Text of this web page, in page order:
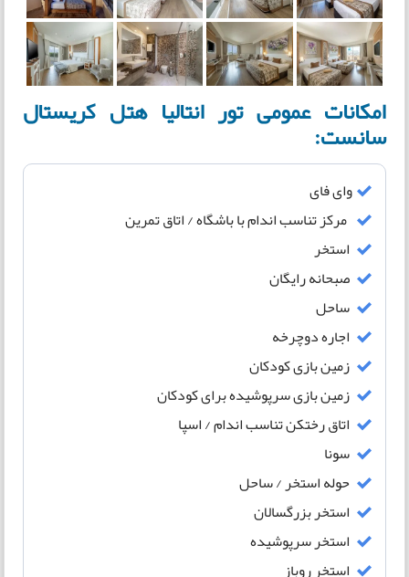
امکانات عمومی تور انتالیا هتل کریستال
سانست:
وای فای
مرکز تناسب اندام با باشگاه / اتاق تمرین
استخر
صبحانه رایگان
ساحل
اجاره دوچرخه
زمین بازی کودکان
زمین بازی سرپوشیده برای کودکان
اتاق رختکن تناسب اندام / اسپا
سونا
حوله استخر / ساحل
استخر بزرگسالان
استخر سرپوشیده
استخر روباز